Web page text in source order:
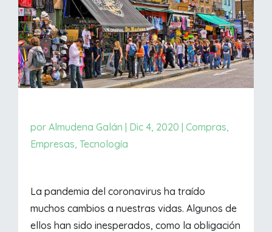
porAlmudena Galán | Dic 4, 2020 |Compras
Empresas ,Tecnología
La pandemia del coronavirus ha traído
muchos cambios a nuestras vidas. Algunos de
ellos han sido inesperados, como la obligación